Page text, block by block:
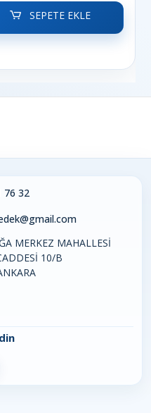
SEPETE EKLE
76 32
MERKEZ MAHALLESİ
10/B